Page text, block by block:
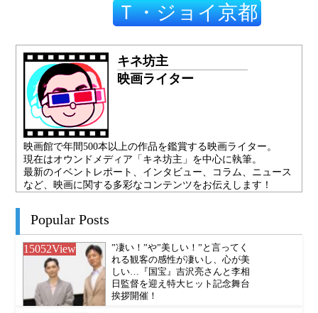
Ｔ・ジョイ京都
キネ坊主
映画ライター
映画館で年間500本以上の作品を鑑賞する映画ライター。
現在はオウンドメディア「キネ坊主」を中心に執筆。
最新のイベントレポート、インタビュー、コラム、ニュース
など、映画に関する多彩なコンテンツをお伝えします！
Popular Posts
15052View
”凄い！”や”美しい！”と言ってく
れる観客の感性が凄いし、心が美
しい…『国宝』吉沢亮さんと李相
日監督を迎え特大ヒット記念舞台
挨拶開催！